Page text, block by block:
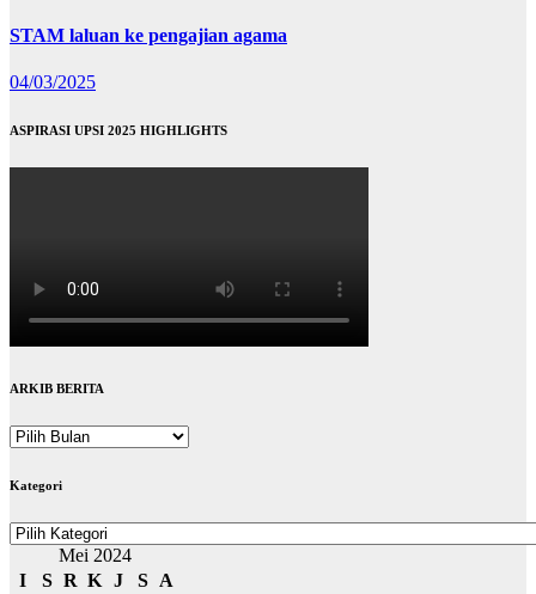
STAM laluan ke pengajian agama
04/03/2025
ASPIRASI UPSI 2025 HIGHLIGHTS
ARKIB BERITA
ARKIB
Kategori
Kategori
Mei 2024
I
S R K J S
A